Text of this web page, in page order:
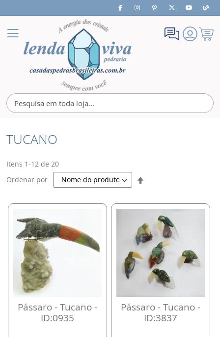
Nav
Meu
TUCANO
Itens 1-12 de20
Ordenar por
Pássaro - Tucano -
ID:0935
Pássaro - Tucano -
ID:3837